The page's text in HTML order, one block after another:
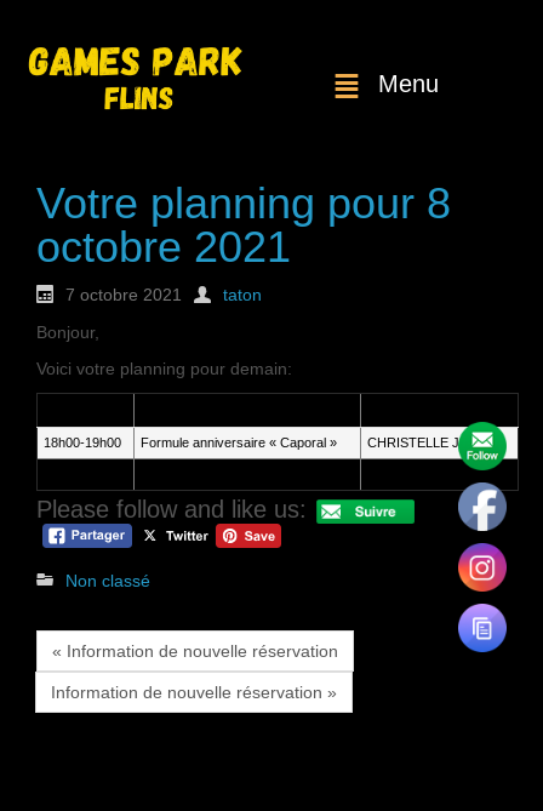
Menu
Votre planning pour 8
octobre 2021
7 octobre 2021
taton
Bonjour,
Voici votre planning pour demain:
18h00-19h00 Formule anniversaire « Caporal » CHRISTELLE JUDOR
Please follow and like us:
Non classé
« Information de nouvelle réservation
Information de nouvelle réservation »